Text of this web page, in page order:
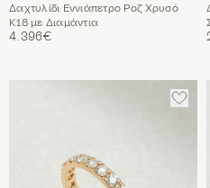
Δαχτυλίδι Εννιάπετρο Ροζ Χρυσό
Κ18 με Διαμάντια
4.396€
ΣΤΑ